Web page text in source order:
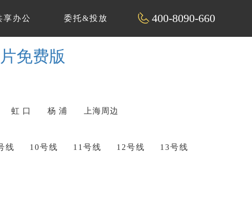
免费版
400-8090-660
享办公 委托&投放
虹 口 杨 浦 上海周边
线 10号线 11号线 12号线 13号线